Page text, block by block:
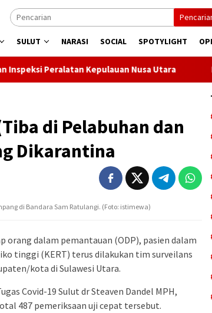
SULUT NARASI SOCIAL SPOTYLIGHT
Kepulauan Nusa Utara PLN Manado
di Pelabuhan dan
Dikarantina
di Bandara Sam Ratulangi. (Foto: istimewa)
orang dalam pemantauan (ODP), pasien dalam
tinggi (KERT) terus dilakukan tim surveilans
kota di Sulawesi Utara.
Covid-19 Sulut dr Steaven Dandel MPH,
487 pemeriksaan uji cepat tersebut.